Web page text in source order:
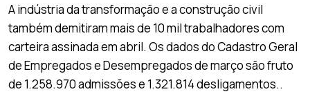
A indústria da transformação e a construção civil
também demitiram mais de 10 mil trabalhadores com
carteira assinada em abril. Os dados do Cadastro Geral
de Empregados e Desempregados de março são fruto
de 1.258.970 admissões e 1.321.814 desligamentos..